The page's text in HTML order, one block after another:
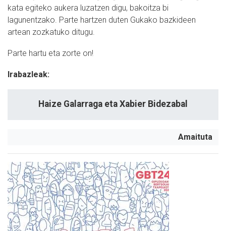
kata egiteko aukera luzatzen digu, bakoitza bi
lagunentzako. Parte hartzen duten Gukako bazkideen
artean zozkatuko ditugu.
Parte hartu eta zorte on!
Irabazleak:
Haize Galarraga eta Xabier Bidezabal
Amaituta